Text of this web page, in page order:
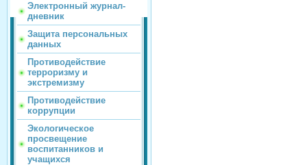
Электронный журнал-
дневник
Защита персональных
данных
Противодействие
терроризму и
экстремизму
Противодействие
коррупции
Экологическое
просвещение
воспитанников и
учащихся